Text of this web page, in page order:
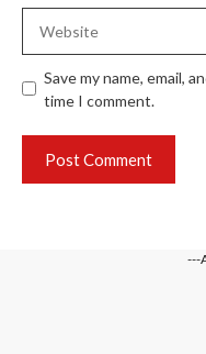
Save my name, email,
time I comment.
---